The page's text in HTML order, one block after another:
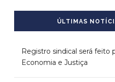
ÚLTIMAS
Registro sindical será feito
Economia e Justiça